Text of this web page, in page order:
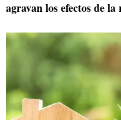
agravan los efectos de